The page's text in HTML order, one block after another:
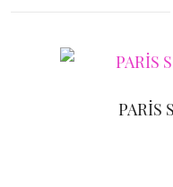
PARİS